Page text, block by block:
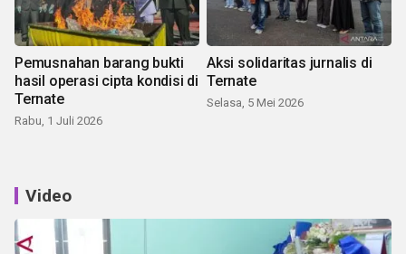
Pemusnahan barang bukti
hasil operasi cipta kondisi di
Ternate
Rabu, 1 Juli 2026
Aksi solidaritas jurnalis di
Ternate
Selasa, 5 Mei 2026
Video